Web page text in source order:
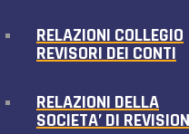
RELAZIONI COLLEGIO
REVISORI DEI CONTI
RELAZIONI DELLA
SOCIETA’ DI